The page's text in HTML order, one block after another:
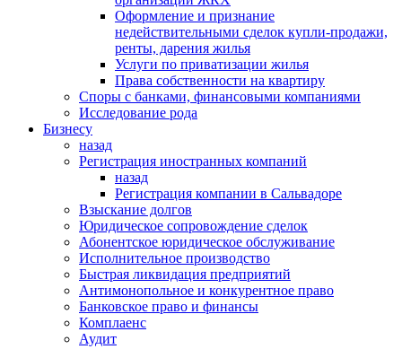
Оформление и признание
недействительными сделок купли-продажи,
ренты, дарения жилья
Услуги по приватизации жилья
Права собственности на квартиру
Cпоры с банками, финансовыми компаниями
Исследование рода
Бизнесу
назад
Регистрация иностранных компаний
назад
Регистрация компании в Сальвадоре
Взыскание долгов
Юридическое сопровождение сделок
Абонентское юридическое обслуживание
Исполнительное производство
Быстрая ликвидация предприятий
Антимонопольное и конкурентное право
Банковское право и финансы
Комплаенс
Аудит